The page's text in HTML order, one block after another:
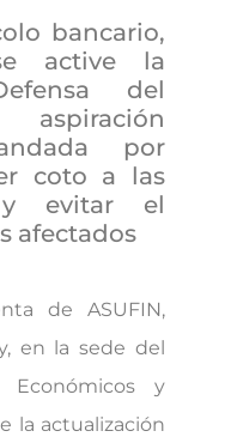
bancario,
active la
del
por
coto a las
y evitar el
afectados
de ASUFIN,
en la sede del
Económicos y
la actualización